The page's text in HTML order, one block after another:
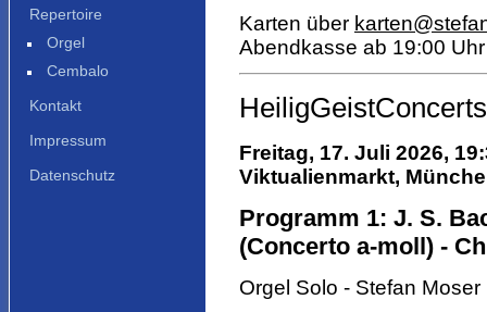
Karten über
Abendkasse ab 19:00 Uhr
HeiligGeistConcerts
Freitag, 17. Juli 2026,
Viktualienmarkt,
Programm 1: J. S.
(Concerto a-moll) -
Orgel Solo - Stefan Moser
Repertoire
Orgel
Cembalo
Kontakt
Impressum
Datenschutz